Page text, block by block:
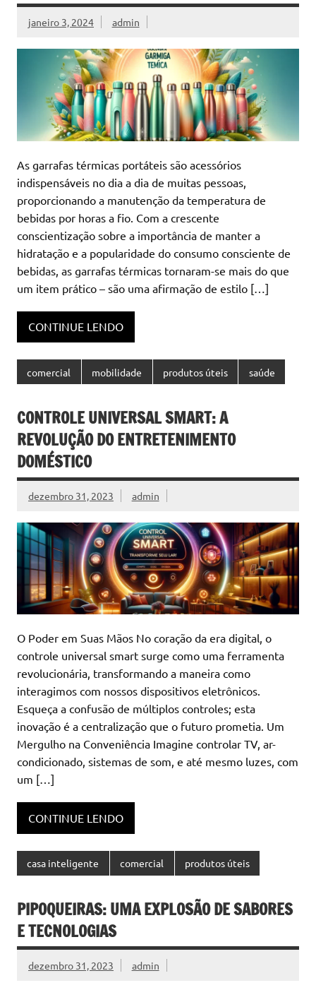
janeiro 3, 2024 admin
As garrafas térmicas portáteis são acessórios
indispensáveis no dia a dia de muitas pessoas,
proporcionando a manutenção da temperatura de
bebidas por horas a fio. Com a crescente
conscientização sobre a importância de manter a
hidratação e a popularidade do consumo consciente de
bebidas, as garrafas térmicas tornaram-se mais do que
um item prático – são uma afirmação de estilo […]
CONTINUE LENDO
comercial mobilidade produtos úteis saúde
CONTROLE UNIVERSAL SMART: A
REVOLUÇÃO DO ENTRETENIMENTO
DOMÉSTICO
dezembro 31, 2023 admin
O Poder em Suas Mãos No coração da era digital, o
controle universal smart surge como uma ferramenta
revolucionária, transformando a maneira como
interagimos com nossos dispositivos eletrônicos.
Esqueça a confusão de múltiplos controles; esta
inovação é a centralização que o futuro prometia. Um
Mergulho na Conveniência Imagine controlar TV, ar-
condicionado, sistemas de som, e até mesmo luzes, com
um […]
CONTINUE LENDO
casa inteligente comercial produtos úteis
PIPOQUEIRAS: UMA EXPLOSÃO DE SABORES
E TECNOLOGIAS
dezembro 31, 2023 admin